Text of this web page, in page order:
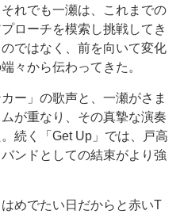
れでも一瀬は、これまでの
ローチを模索し挑戦してき
ではなく、前を向いて変化
々から伝わってきた。
ー」の歌声と、一瀬がさま
が重なり、その真摯な演奏
続く「Get Up」では、戸高
ンドとしての結束がより強
めでたい日だからと赤いT